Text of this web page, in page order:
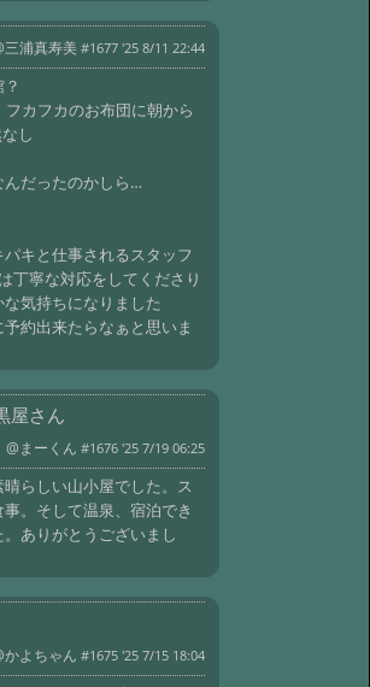
三浦真寿美#1677 '25 8/11 22:44
カフカのお布団に朝から
し
だったのかしら…
キと仕事されるスタッフ
丁寧な対応をしてくださり
気持ちになりました
約出来たらなぁと思いま
屋さん
@まーくん #1676 '25 7/19 06:25
らしい山小屋でした。ス
。そして温泉、宿泊でき
ありがとうございまし
かよちゃん #1675 '25 7/15 18:04
@みずりん さま '19 10/16 04:44
#1536:秘
湯&料理も美味しい山小屋
#1535: 雨飾山
荘、素晴らしき山宿
@たくちん '19 9/3 12:44
#1533:雨飾山
#1531:つばた
屋さんでゆっくり堪能できました
@CB '19 8/12 09:41
#1529:帰りたくなか
ったです 雨飾山荘
泉山荘
@山親父タカ さま '19 6/13 03:57
#1525: 東和楼 宿泊記
@Charlie N '19 6/10 07:02
#1523:渋温
泉 つばたや旅館 良かったですよ
@あお '19 5/7 04:17
#1521:秘湯 奥津温
泉「東和楼」
七味温泉 紅葉館
@まろ '19 4/30 11:03
たです！